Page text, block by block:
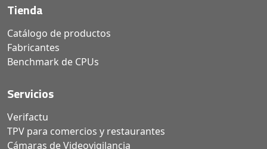
Tienda
Catálogo de productos
Fabricantes
Benchmark de CPUs
Servicios
Verifactu
TPV para comercios y restaurantes
Cámaras de Videovigilancia